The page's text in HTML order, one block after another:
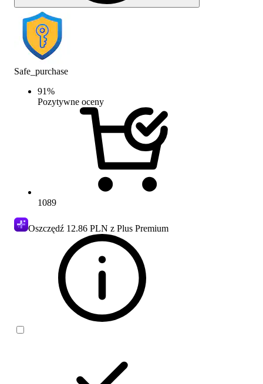
Safe_purchase
91%
Pozytywne oceny
1089
Oszczędź 12.86 PLN z Plus Premium